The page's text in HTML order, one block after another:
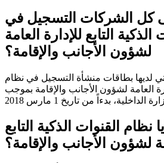
الشركات التسجيل في
التابع للإدارة العامة
لشؤون الأجانب والإقامة؟
لديها بطاقات منشأة التسجيل في نظام
العامة لشؤون الأجانب والإقامة بموجب
نظام القنوات الذكية التابع
لشؤون الأجانب والإقامة؟